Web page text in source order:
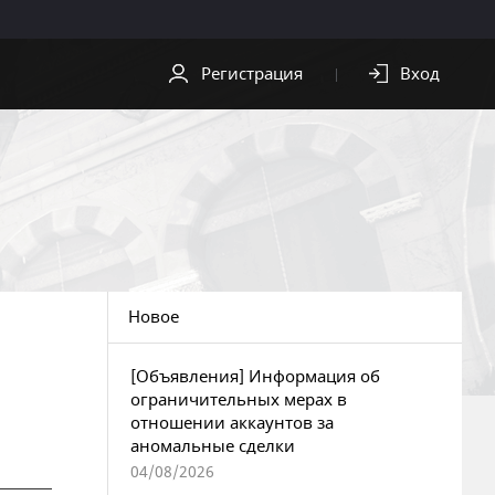
Обои
безопасности
Регистрация Вход
Новое
[Объявления] Информация об
ограничительных мерах в
отношении аккаунтов за
аномальные сделки
04/08/2026